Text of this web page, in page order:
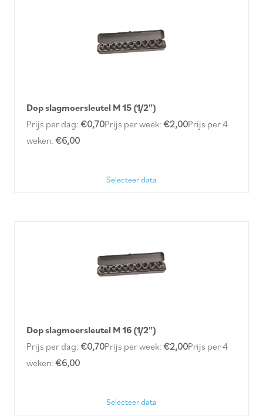
Dop slagmoersleutel M 15 (1/2")
Prijs per dag: €0,70Prijs per week: €2,00Prijs per 4
weken: €6,00
Selecteer data
Dop slagmoersleutel M 16 (1/2")
Prijs per dag: €0,70Prijs per week: €2,00Prijs per 4
weken: €6,00
Selecteer data